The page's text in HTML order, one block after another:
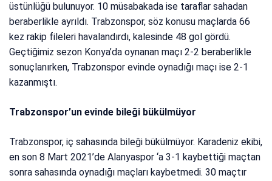
üstünlüğü bulunuyor. 10 müsabakada ise taraflar sahadan
beraberlikle ayrıldı. Trabzonspor, söz konusu maçlarda 66
kez rakip fileleri havalandırdı, kalesinde 48 gol gördü.
Geçtiğimiz sezon Konya’da oynanan maçı 2-2 beraberlikle
sonuçlanırken, Trabzonspor evinde oynadığı maçı ise 2-1
kazanmıştı.
Trabzonspor’un evinde bileği bükülmüyor
Trabzonspor, iç sahasında bileği bükülmüyor. Karadeniz ekibi,
en son 8 Mart 2021’de Alanyaspor ‘a 3-1 kaybettiği maçtan
sonra sahasında oynadığı maçları kaybetmedi. 30 maçtır